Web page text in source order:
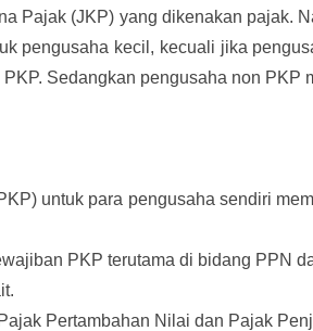
Pajak (JKP) yang dikenakan pajak.
pengusaha kecil, kecuali jika
Sedangkan pengusaha non PKP
untuk para pengusaha sendiri
PKP terutama di bidang PPN
Pertambahan Nilai dan Pajak